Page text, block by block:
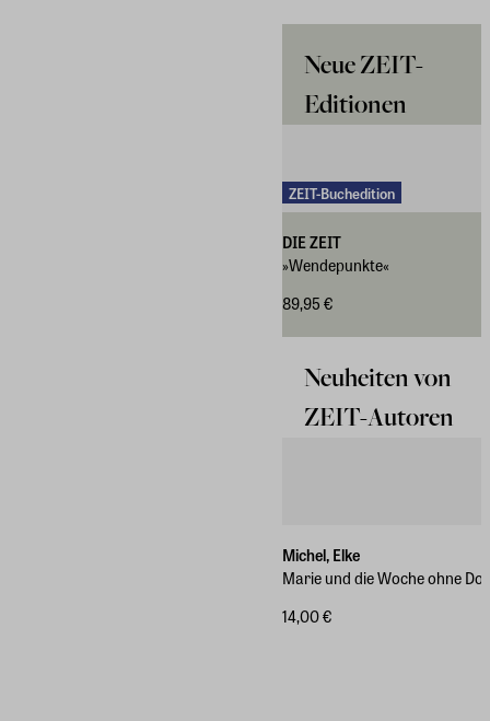
Neue ZEIT-
Editionen
ZEIT-Buchedition
DIE ZEIT
»Wendepunkte«
89,95 €
Neuheiten von
ZEIT-Autoren
Michel, Elke
Marie und die Woche ohne
14,00 €